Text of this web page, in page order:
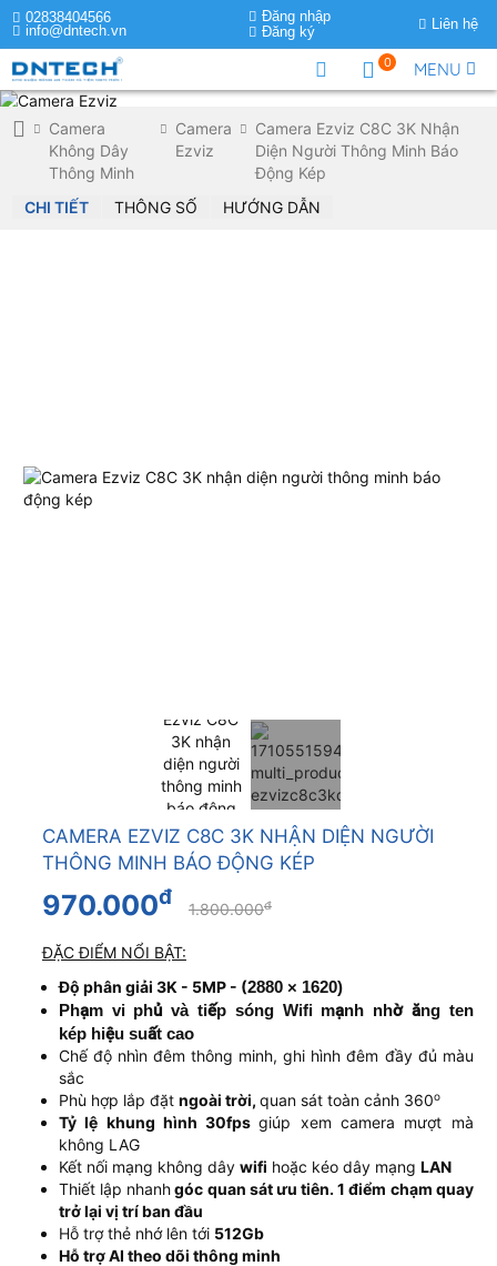
02838404566
info@dntech.vn
Đăng nhập
Đăng ký
Liên hệ
MENU
0
Camera
Không Dây
Thông Minh
Camera
Ezviz
Camera Ezviz C8C 3K Nhận
Diện Người Thông Minh Báo
Động Kép
CHI TIẾT
THÔNG SỐ HƯỚNG DẪN
CAMERA EZVIZ C8C 3K NHẬN DIỆN NGƯỜI
THÔNG MINH BÁO ĐỘNG KÉP
970.000đ 1.800.000đ
ĐẶC ĐIỂM NỔI BẬT:
Độ phân giải 3K - 5MP - (2880 × 1620)
Phạm vi phủ và tiếp sóng Wifi mạnh nhờ ăng ten
kép hiệu suất cao
Chế độ nhìn đêm thông minh, ghi hình đêm đầy đủ màu
sắc
Phù hợp lắp đặt ngoài trời, quan sát toàn cảnh 360o
Tỷ lệ khung hình 30fpsgiúp xem camera mượt mà
không LAG
Kết nối mạng không dây wifi hoặc kéo dây mạng LAN
Thiết lập nhanhgóc quan sát ưu tiên. 1 điểm chạm quay
trở lại vị trí ban đầu
Hỗ trợ thẻ nhớ lên tới 512Gb
Hỗ trợ AI theo dõi thông minh